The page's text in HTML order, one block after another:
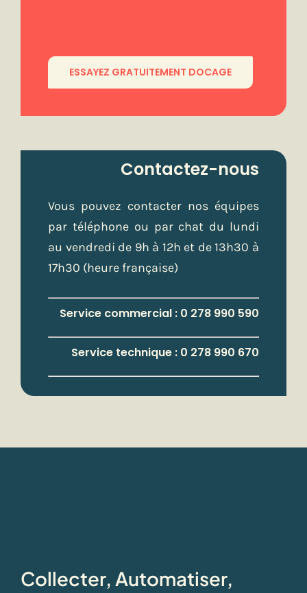
ESSAYEZ GRATUITEMENT DOCAGE
Contactez-nous
Vous pouvez contacter nos équipes
par téléphone ou par chat du lundi
au vendredi de 9h à 12h et de 13h30 à
17h30 (heure française)
Service commercial : 0 278 990 590
Service technique : 0 278 990 670
Collecter, Automatiser,